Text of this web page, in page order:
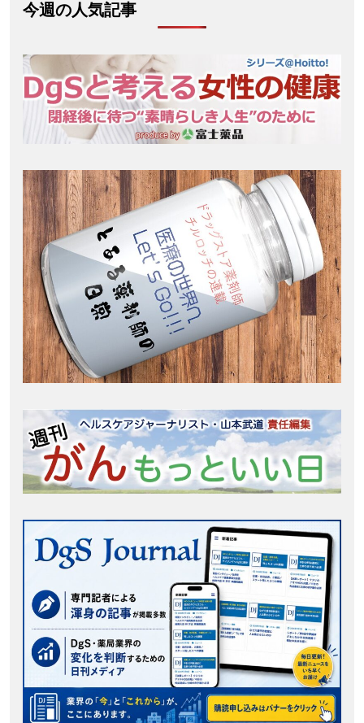
今週の人気記事